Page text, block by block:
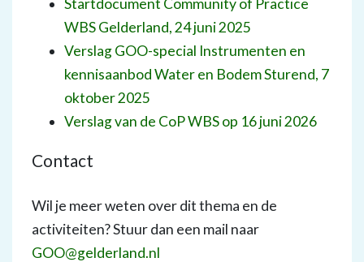
Startdocument Community of Practice
WBS Gelderland, 24 juni 2025
Verslag GOO-special Instrumenten en
kennisaanbod Water en Bodem Sturend, 7
oktober 2025
Verslag van de CoP WBS op 16 juni 2026
Contact
Wil je meer weten over dit thema en de
activiteiten? Stuur dan een mail naar
GOO@gelderland.nl